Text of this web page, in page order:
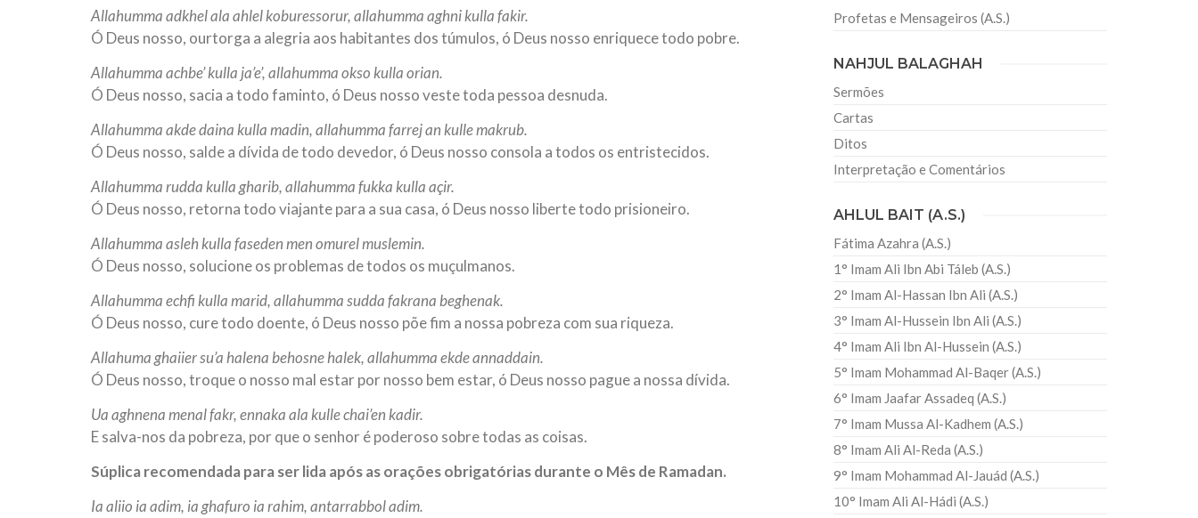
Em nome de Deus, o Clemente, o Misericordioso! Diante da data em que
relembramos o martírio do quarto Imam dos muçulmanos, o Imam Ali Ibn Al-
Hussein Ibn Ali Ibn Abi Táleb (A.S.), conhecido por “Zein Al-Ábidin” (Formosura
Centro Islâmico no Brasil recebe o ex-ministro das
Relações Exteriores da República Islâmica do Irã
Na noite da quinta-feira, 03 de Abril, o Centro Islâmico no Brasil recebeu em sua
sede, em São Paulo, o ex-ministro das Relações Exteriores da República Islâmica
do Irã, Sr. Kamal Kharrazi, que encontra-se visitando
Allahumma adkhel ala ahlel koburessorur, allahumma aghni kulla fakir.
Ó Deus nosso, ourtorga a alegria aos habitantes dos túmulos, ó Deus nosso enriquece todo pobre.
Allahumma achbe’ kulla ja’e’, allahumma okso kulla orian.
Ó Deus nosso, sacia a todo faminto, ó Deus nosso veste toda pessoa desnuda.
Allahumma akde daina kulla madin, allahumma farrej an kulle makrub.
Ó Deus nosso, salde a dívida de todo devedor, ó Deus nosso consola a todos os entristecidos.
Allahumma rudda kulla gharib, allahumma fukka kulla açir.
Ó Deus nosso, retorna todo viajante para a sua casa, ó Deus nosso liberte todo prisioneiro.
Allahumma asleh kulla faseden men omurel muslemin.
Ó Deus nosso, solucione os problemas de todos os muçulmanos.
Allahumma echfi kulla marid, allahumma sudda fakrana beghenak.
Ó Deus nosso, cure todo doente, ó Deus nosso põe fim a nossa pobreza com sua riqueza.
Allahuma ghaiier su’a halena behosne halek, allahumma ekde annaddain.
Ó Deus nosso, troque o nosso mal estar por nosso bem estar, ó Deus nosso pague a nossa dívida.
Ua aghnena menal fakr, ennaka ala kulle chai’en kadir.
E salva-nos da pobreza, por que o senhor é poderoso sobre todas as coisas.
Súplica recomendada para ser lida após as orações obrigatórias durante o Mês de Ramadan.
Ia aliio ia adim, ia ghafuro ia rahim, antarrabbol adim.
Profetas e Mensageiros (A.S.)
NAHJUL BALAGHAH
Sermões
Cartas
Ditos
Interpretação e Comentários
AHLUL BAIT (A.S.)
Fátima Azahra (A.S.)
1° Imam Ali Ibn Abi Táleb (A.S.)
2° Imam Al-Hassan Ibn Ali (A.S.)
3° Imam Al-Hussein Ibn Ali (A.S.)
4° Imam Ali Ibn Al-Hussein (A.S.)
5° Imam Mohammad Al-Baqer (A.S.)
6° Imam Jaafar Assadeq (A.S.)
7° Imam Mussa Al-Kadhem (A.S.)
8° Imam Ali Al-Reda (A.S.)
9° Imam Mohammad Al-Jauád (A.S.)
10° Imam Ali Al-Hádi (A.S.)